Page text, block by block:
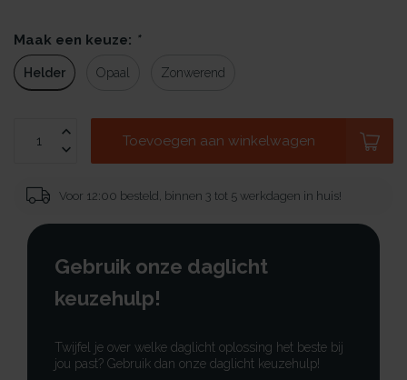
Maak een keuze: *
Helder Opaal Zonwerend
Toevoegen aan winkelwagen
Voor 12:00 besteld, binnen 3 tot 5 werkdagen in huis!
Gebruik onze daglicht
keuzehulp!
Twijfel je over welke daglicht oplossing het beste bij
jou past? Gebruik dan onze daglicht keuzehulp!